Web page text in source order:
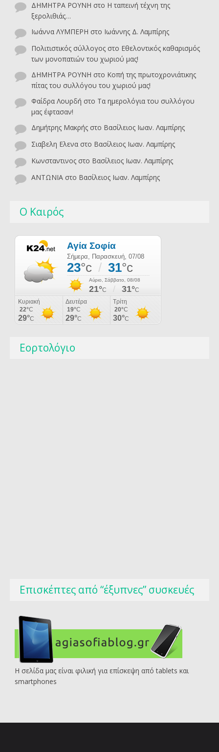
ΔΗΜΗΤΡΑ ΡΟΥΝΗ στο Η ταπεινή τέχνη της
ξερολιθιάς…
Ιωάννα ΛΥΜΠΕΡΗ στο Ιωάννης Δ. Λαμπίρης
Πολιτιστικός σύλλογος στο Εθελοντικός καθαρισμός
των μονοπατιών του χωριού μας!
ΔΗΜΗΤΡΑ ΡΟΥΝΗ στο Κοπή της πρωτοχρονιάτικης
πίτας του συλλόγου του χωριού μας!
Φαίδρα Λουρδή στο Τα ημερολόγια του συλλόγου
μας έφτασαν!
Δημήτρης Μακρής στο Βασίλειος Ιωαν. Λαμπίρης
Σιαβελη Ελενα στο Βασίλειος Ιωαν. Λαμπίρης
Κωνσταντινος στο Βασίλειος Ιωαν. Λαμπίρης
ΑΝΤΩΝΙΑ στο Βασίλειος Ιωαν. Λαμπίρης
Ο Καιρός
Εορτολόγιο
Επισκέπτες από “έξυπνες” συσκευές
Η σελίδα μας είναι φιλική για επίσκεψη από tablets και
smartphones